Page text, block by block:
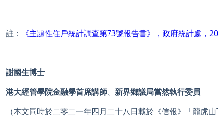
註： 《主題性住戶統計調查第73號報告書》， 政府統計處，
謝國生博士
港大經管學院金融學首席講師、新界鄉議局當然執行委員
（本文同時於二零二一年四月二十八日載於《信報》「龍虎